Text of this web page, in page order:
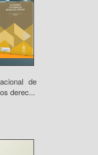
de
derec...